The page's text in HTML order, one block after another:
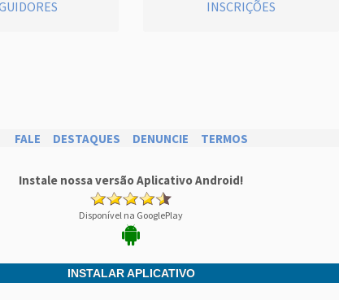
INSCRIÇÕES
FALE DESTAQUES DENUNCIE TERMOS
Instale nossa versão Aplicativo Android!
Disponível na GooglePlay
INSTALAR APLICATIVO